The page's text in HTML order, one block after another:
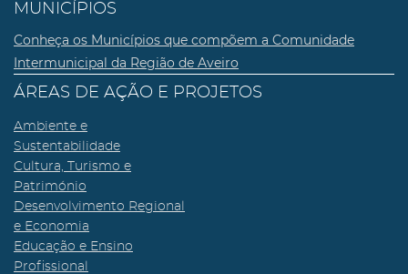
MUNICÍPIOS
Conheça os Municípios que compõem a Comunidade
Intermunicipal da Região de Aveiro
ÁREAS DE AÇÃO E PROJETOS
Ambiente e
Sustentabilidade
Cultura, Turismo e
Património
Desenvolvimento Regional
e Economia
Educação e Ensino
Profissional